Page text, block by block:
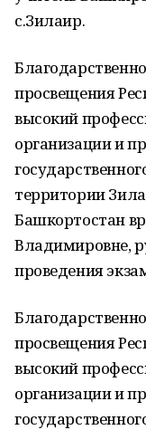
с.Зилаир.
просвещения
высокий
организации и
территории
Башкортостан
Владимировне,
проведения
просвещения
высокий
организации и